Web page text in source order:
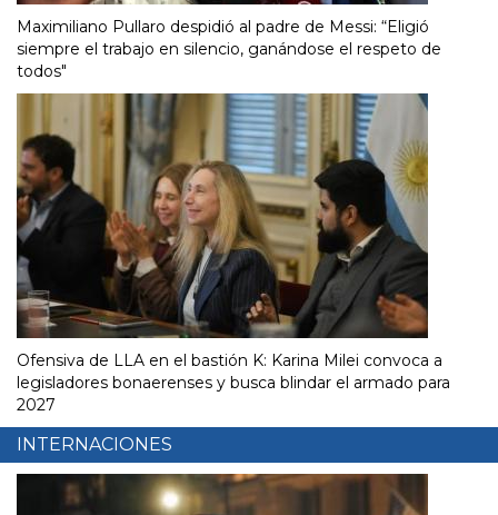
Maximiliano Pullaro despidió al padre de Messi: “Eligió
siempre el trabajo en silencio, ganándose el respeto de
todos"
Ofensiva de LLA en el bastión K: Karina Milei convoca a
legisladores bonaerenses y busca blindar el armado para
2027
INTERNACIONES